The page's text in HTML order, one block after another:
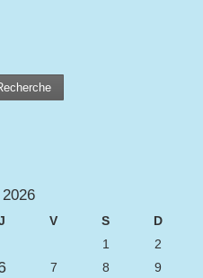
V S
D
1
2
7 8
9